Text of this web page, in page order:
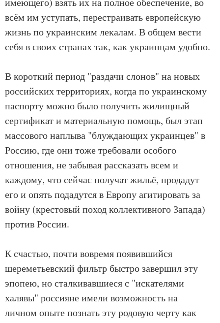
всём им уступать, перестраивать европейскую
жизнь по украинским лекалам. В общем вести
себя в своих странах так, как украинцам удобно.
В короткий период "раздачи слонов" на новых
российских территориях, когда по украинскому
паспорту можно было получить жилищный
сертификат и материальную помощь, был этап
массового наплыва "блуждающих украинцев" в
Россию, где они тоже требовали особого
отношения, не забывая рассказать всем и
каждому, что сейчас получат жильё, продадут
его и опять подадутся в Европу агитировать за
войну (крестовый поход коллективного Запада)
против России.
К счастью, почти вовремя появившийся
шереметьевский фильтр быстро завершил эту
эпопею, но сталкивавшиеся с "искателями
халявы" россияне имели возможность на
личном опыте познать эту родовую черту как